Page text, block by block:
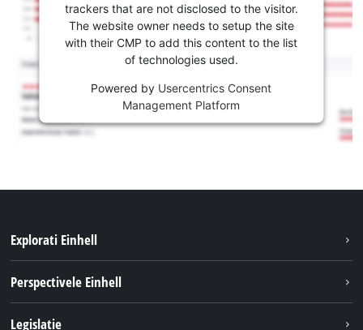
trackers that are not disclosed to the visitor.
The website owner needs to setup the site
with their CMP to add this content to the list
of technologies used.
Powered by Usercentrics Consent
Management Platform
Explorati Einhell
Sistemul de acumulatori
Perspectivele Einhell
Legislatie